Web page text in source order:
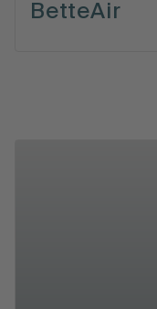
BetteAir